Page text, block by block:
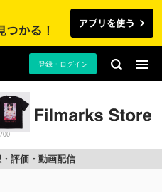
登録・ログイン
評価・動画配信